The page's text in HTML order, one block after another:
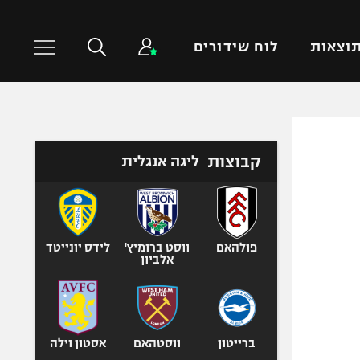
תוצאות לוח שידורים
טניס
כדוריד
כדורעף
שחייה
ג'ודו
אגרוף
ספורט אולימפי
קבוצות ליגה אנגלית
פולהאם
ווסט ברומיץ'
אלביון
לידס יונייטד
ברייטון ווסטהאם אסטון וילה